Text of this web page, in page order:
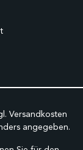
Versandkosten
angegeben.